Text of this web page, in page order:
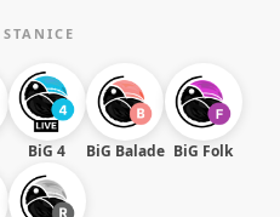
BiG 4 BiG Balade BiG Folk